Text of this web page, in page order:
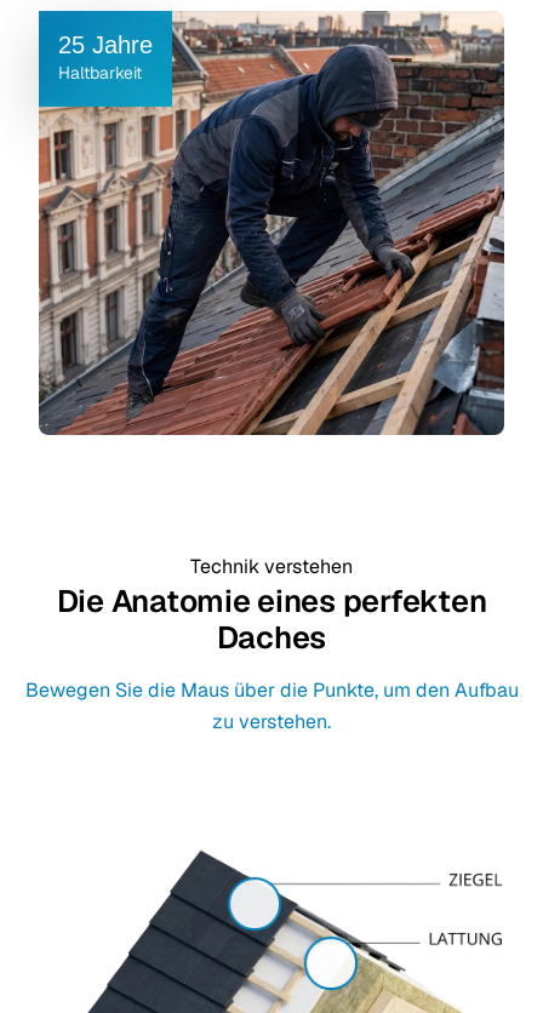
25 Jahre
Haltbarkeit
Technik verstehen
Die Anatomie eines perfekten
Daches
Bewegen Sie die Maus über die Punkte, um den Aufbau
zu verstehen.